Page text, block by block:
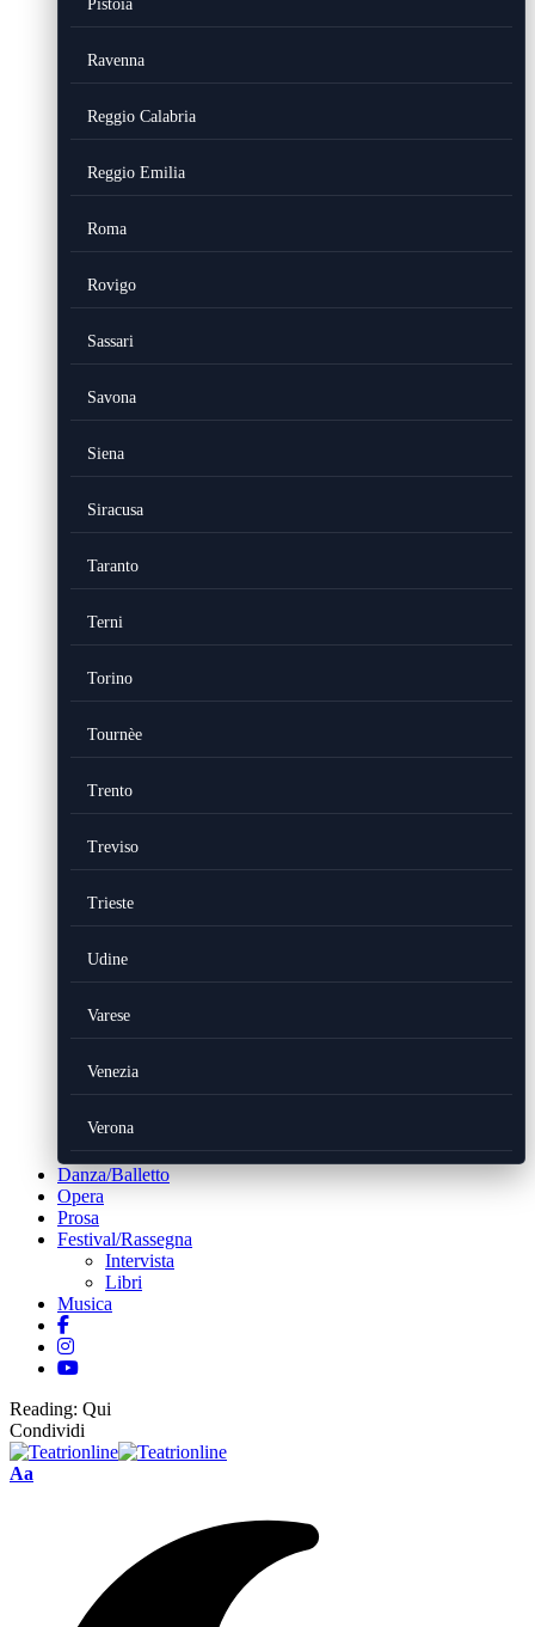
Pistoia
Ravenna
Reggio Calabria
Reggio Emilia
Roma
Rovigo
Sassari
Savona
Siena
Siracusa
Taranto
Terni
Torino
Tournèe
Trento
Treviso
Trieste
Udine
Varese
Venezia
Verona
Danza/Balletto
Opera
Prosa
Festival/Rassegna
Intervista
Libri
Musica
Reading: Qui
Condividi
Font
Aa